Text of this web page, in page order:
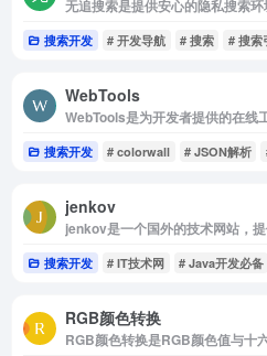
无追搜索是提供安心的隐私搜索环
搜索开发 # 开发导航 # 搜索 # 搜索
WebTools
WebTools是为开发者提供的在线
搜索开发 # colorwall # JSON解析
jenkov
jenkov是一个国外的技术网站，
搜索开发 # IT技术网 # Java开发必备
RGB颜色转换
RGB颜色转换是RGB颜色值与十